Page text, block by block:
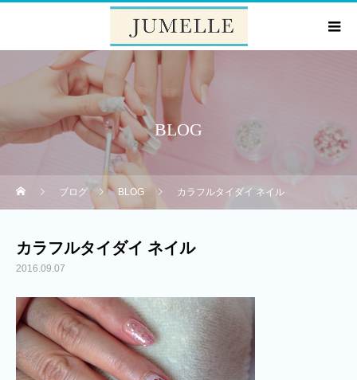
BLOG
ブログ BLOG カラフルタイダイ ネイル
カラフルタイダイ ネイル
2016.09.07